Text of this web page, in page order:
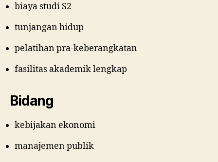
biaya studi S2
tunjangan hidup
pelatihan pra-keberangkatan
fasilitas akademik lengkap
Bidang
kebijakan ekonomi
manajemen publik